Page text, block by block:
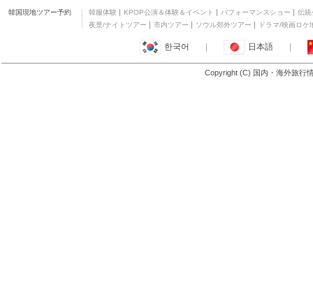
ーツ エアポート
二つ星
ダックポンド レーン 6
四つ星
韓国現地ツアー予約 韓服体験 KPOP公演＆体験＆イベント パフォーマンスショー
伝統
夜景/ナイトツアー
市内ツアー ソウル郊外ツアー ドラマ/映画ロケ
한국어 日本語
Copyright (C) 国内・海外旅行